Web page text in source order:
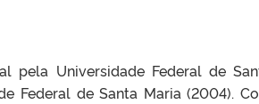
pela Universidade Federal de
Federal de Santa Maria (2004).